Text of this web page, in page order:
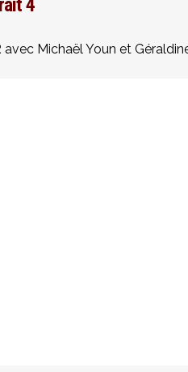
4
avec Michaël Youn et